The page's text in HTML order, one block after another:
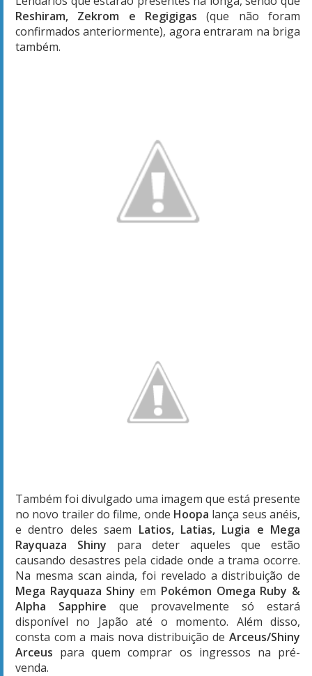
Reshiram, Zekrom e Regigigas (que não foram
confirmados anteriormente), agora entraram na briga
também.
Também foi divulgado uma imagem que está presente
no novo trailer do filme, onde Hoopa lança seus anéis,
e dentro deles saem Latios, Latias, Lugia e Mega
Rayquaza Shiny para deter aqueles que estão
causando desastres pela cidade onde a trama ocorre.
Na mesma scan ainda, foi revelado a distribuição de
Mega Rayquaza Shiny em Pokémon Omega Ruby &
Alpha Sapphire que provavelmente só estará
disponível no Japão até o momento. Além disso,
consta com a mais nova distribuição de Arceus/Shiny
Arceus para quem comprar os ingressos na pré-
venda.